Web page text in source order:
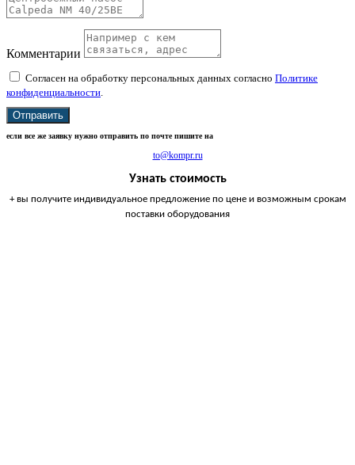
Комментарии
Согласен на обработку персональных данных согласно Политике
конфиденциальности
Отправить
если все же заявку нужно отправить по почте пишите на
to@kompr.ru
Узнать стоимость
+ вы получите индивидуальное предложение по цене и возможным срокам
поставки оборудования